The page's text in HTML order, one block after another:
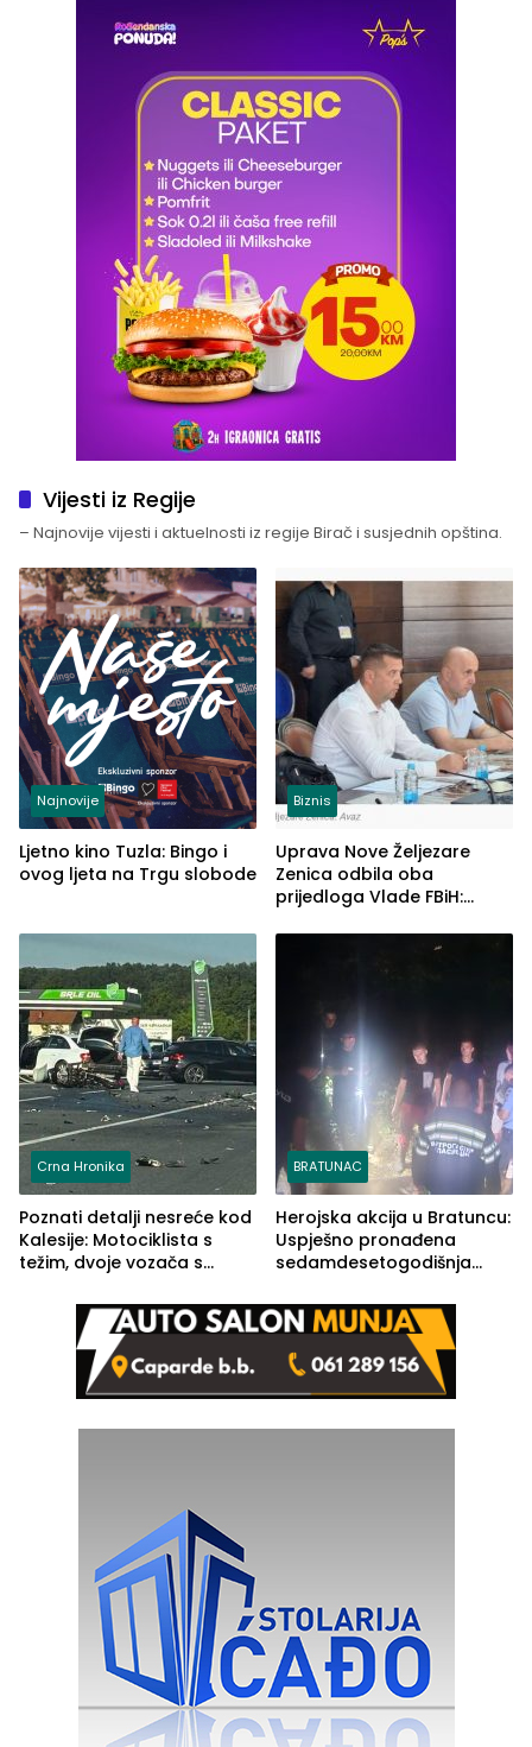
Vijesti iz Regije
– Najnovije vijesti i aktuelnosti iz regije Birač i susjednih opština.
Najnovije
Ljetno kino Tuzla: Bingo i
ovog ljeta na Trgu slobode
Biznis
Uprava Nove Željezare
Zenica odbila oba
prijedloga Vlade FBiH:
rješenje
Crna Hronika
Poznati detalji nesreće kod
Kalesije: Motociklista s
težim, dvoje vozača s
BRATUNAC
Herojska akcija u Bratuncu:
Uspješno pronađena
sedamdesetogodišnja
Kravice.